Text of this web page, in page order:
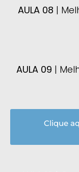
AULA 08 |
AULA 09 |
Clique